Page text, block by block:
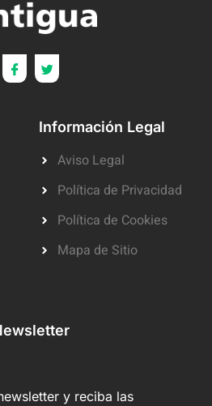
Información Legal
Aviso Legal
Política de Privacidad
Política de Cookies
Mapa de Sitio
y reciba las